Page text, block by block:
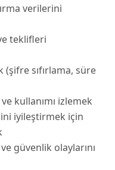
verilerini
teklifleri
sıfırlama, süre
kullanımı izlemek
iyileştirmek için
güvenlik olaylarını